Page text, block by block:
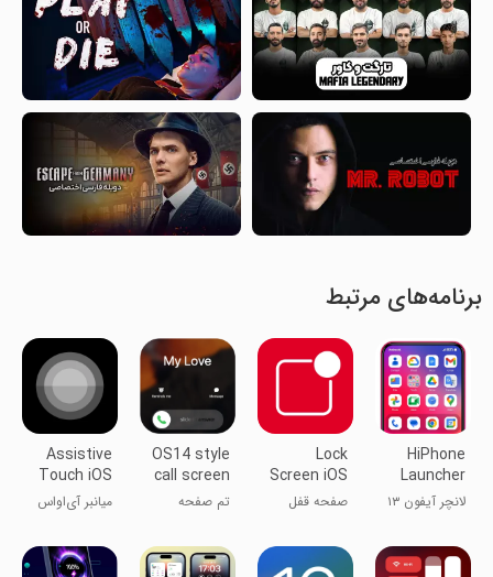
برنامه‌های مرتبط
HiPhone
Launcher
OS
Phone:Fast
لانچر آیفون ۱۳
Lock
Screen iOS
26
صفحه قفل
OS14 style
call screen
theme, full
screen
تم صفحه
OS14، ویدیو
تمام صفحه
Assistive
Touch iOS
میانبر آی‌اواس